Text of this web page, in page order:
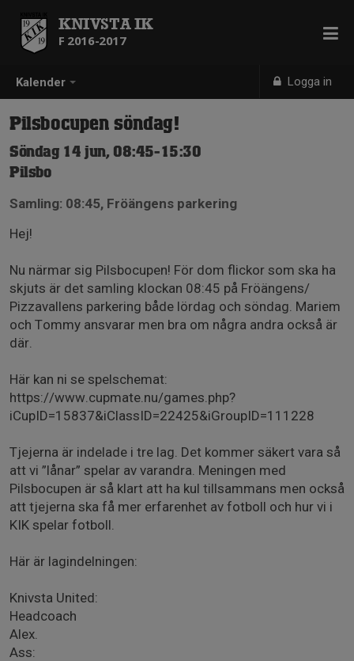
Kalender Logga in
KNIVSTA IK
F 2016-2017
Pilsbocupen söndag!
Söndag 14 jun, 08:45-15:30
Pilsbo
Samling: 08:45, Fröängens parkering
Hej!
Nu närmar sig Pilsbocupen! För dom flickor som ska ha
skjuts är det samling klockan 08:45 på Fröängens/
Pizzavallens parkering både lördag och söndag. Mariem
och Tommy ansvarar men bra om några andra också är
där.
Här kan ni se spelschemat:
https://www.cupmate.nu/games.php?
iCupID=15837&iClassID=22425&iGroupID=111228
Tjejerna är indelade i tre lag. Det kommer säkert vara så
att vi ”lånar” spelar av varandra. Meningen med
Pilsbocupen är så klart att ha kul tillsammans men också
att tjejerna ska få mer erfarenhet av fotboll och hur vi i
KIK spelar fotboll.
Här är lagindelningen:
Knivsta United:
Headcoach
Alex.
Ass: